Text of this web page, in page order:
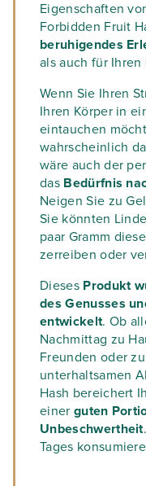
Eigenschaften
Forbidden Fruit
beruhigendes
als auch für Ihren
Wenn Sie Ihren
Ihren Körper in
eintauchen
wahrscheinlich
wäre auch der
das Bedürfnis
Neigen Sie zu
Sie könnten
paar Gramm
zerreiben oder
Dieses Produkt
des Genusses
entwickelt. Ob
Nachmittag zu
Freunden oder
unterhaltsamen
Hash bereichert
einer guten
Unbeschwertheit
Tages